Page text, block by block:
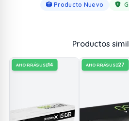
Producto Nuevo
Productos
AHORRÁSUSD14 AHORRÁSUSD27